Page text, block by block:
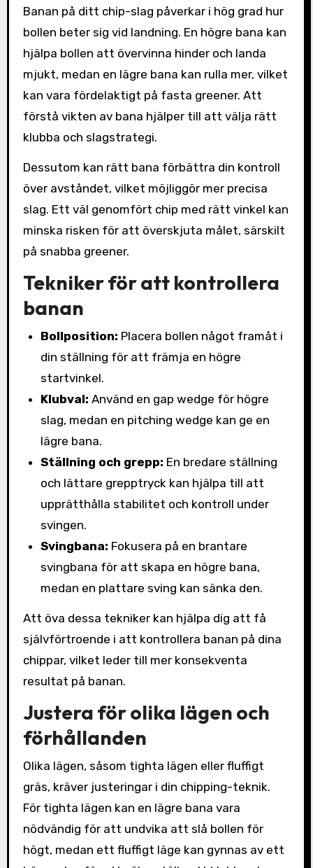
Banan på ditt chip-slag påverkar i hög grad hur
bollen beter sig vid landning. En högre bana kan
hjälpa bollen att övervinna hinder och landa
mjukt, medan en lägre bana kan rulla mer, vilket
kan vara fördelaktigt på fasta greener. Att
förstå vikten av bana hjälper till att välja rätt
klubba och slagstrategi.
Dessutom kan rätt bana förbättra din kontroll
över avståndet, vilket möjliggör mer precisa
slag. Ett väl genomfört chip med rätt vinkel kan
minska risken för att överskjuta målet, särskilt
på snabba greener.
Tekniker för att kontrollera
banan
Bollposition: Placera bollen något framåt i
din ställning för att främja en högre
startvinkel.
Klubval: Använd en gap wedge för högre
slag, medan en pitching wedge kan ge en
lägre bana.
Ställning och grepp: En bredare ställning
och lättare grepptryck kan hjälpa till att
upprätthålla stabilitet och kontroll under
svingen.
Svingbana: Fokusera på en brantare
svingbana för att skapa en högre bana,
medan en plattare sving kan sänka den.
Att öva dessa tekniker kan hjälpa dig att få
självförtroende i att kontrollera banan på dina
chippar, vilket leder till mer konsekventa
resultat på banan.
Justera för olika lägen och
förhållanden
Olika lägen, såsom tighta lägen eller fluffigt
gräs, kräver justeringar i din chipping-teknik.
För tighta lägen kan en lägre bana vara
nödvändig för att undvika att slå bollen för
högt, medan ett fluffigt läge kan gynnas av ett